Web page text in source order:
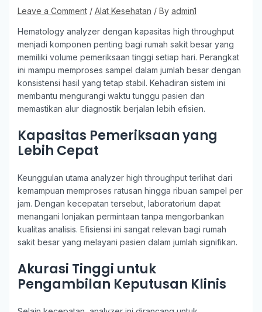
Leave a Comment / Alat Kesehatan / By admin1
Hematology analyzer dengan kapasitas high throughput
menjadi komponen penting bagi rumah sakit besar yang
memiliki volume pemeriksaan tinggi setiap hari. Perangkat
ini mampu memproses sampel dalam jumlah besar dengan
konsistensi hasil yang tetap stabil. Kehadiran sistem ini
membantu mengurangi waktu tunggu pasien dan
memastikan alur diagnostik berjalan lebih efisien.
Kapasitas Pemeriksaan yang
Lebih Cepat
Keunggulan utama analyzer high throughput terlihat dari
kemampuan memproses ratusan hingga ribuan sampel per
jam. Dengan kecepatan tersebut, laboratorium dapat
menangani lonjakan permintaan tanpa mengorbankan
kualitas analisis. Efisiensi ini sangat relevan bagi rumah
sakit besar yang melayani pasien dalam jumlah signifikan.
Akurasi Tinggi untuk
Pengambilan Keputusan Klinis